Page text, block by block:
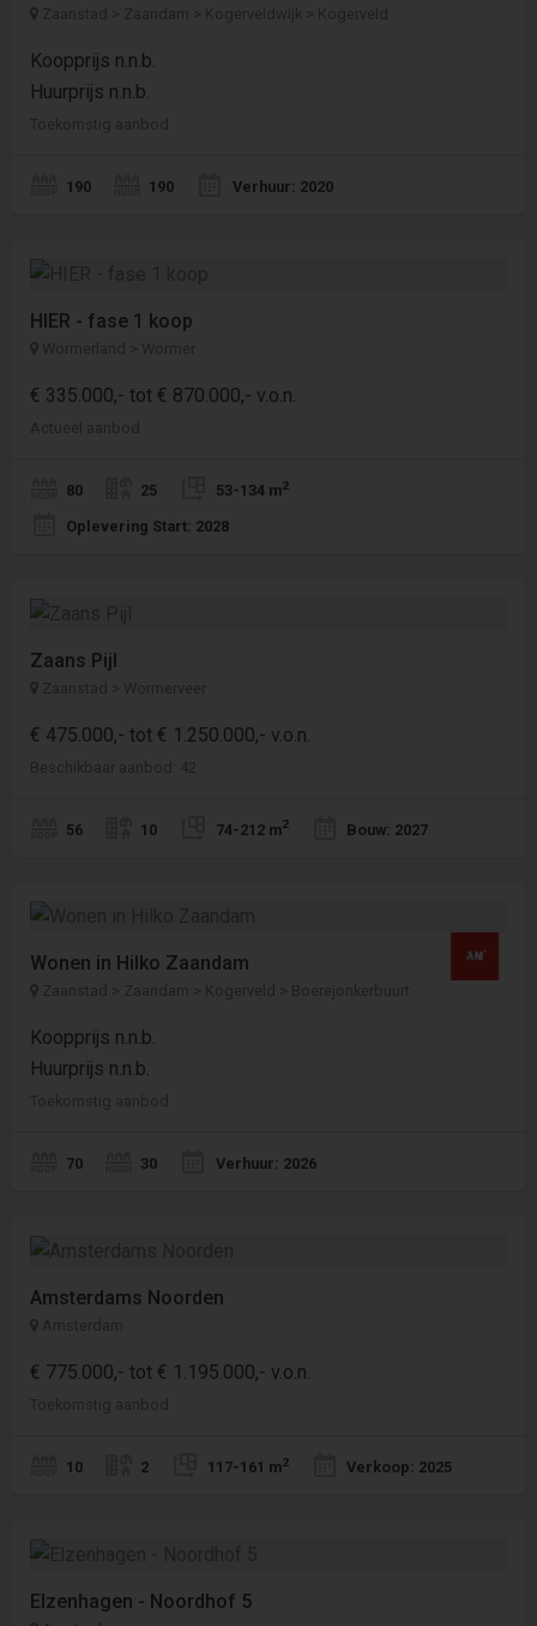
Zaanstad > Zaandam > Kogerveldwijk > Kogerveld
Koopprijs n.n.b.
Huurprijs n.n.b.
Toekomstig aanbod
190 190 Verhuur: 2020
HIER - fase 1 koop
Wormerland > Wormer
€ 335.000,- tot € 870.000,- v.o.n.
Actueel aanbod
80 25 53-134 m2
Oplevering Start: 2028
Zaans Pijl
Zaanstad > Wormerveer
€ 475.000,- tot € 1.250.000,- v.o.n.
Beschikbaar aanbod: 42
56 10 74-212 m2 Bouw: 2027
Wonen in Hilko Zaandam
Zaanstad > Zaandam > Kogerveld > Boerejonkerbuurt
Koopprijs n.n.b.
Huurprijs n.n.b.
Toekomstig aanbod
70 30 Verhuur: 2026
Amsterdams Noorden
Amsterdam
€ 775.000,- tot € 1.195.000,- v.o.n.
Toekomstig aanbod
10 2 117-161 m2 Verkoop: 2025
Elzenhagen - Noordhof 5